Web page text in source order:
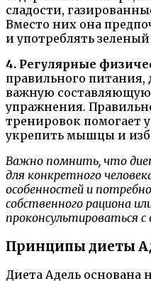
сладости,
Вместо них она
и употреблять зеленый
4. Регулярные
правильного питания,
важную
упражнения.
тренировок помогает
укрепить мышцы и
Важно помнить, что
для конкретного
особенностей и
собственного рациона
проконсультироваться
Принципы диеты
Диета Адель основана